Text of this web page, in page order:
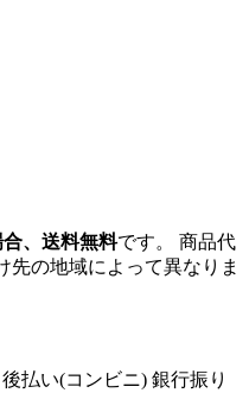
合、送料無料です。 商品代
先の地域によって異なりま
後払い(コンビニ) 銀行振り